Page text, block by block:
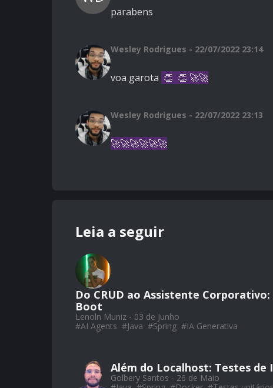
parabens
Wesley Rodrigues - 22/07/2022 23:14
voa garota 👏 👏 🚀🚀
Wesley Rodrigues - 22/07/2022 23:13
🚀🚀🚀🚀🚀🚀
Leia a seguir
Do CRUD ao Assistente
Boot
Lenoln Muniz - 03 de Junho
#AI Agents #Java #Spring #IA Generativa
Além do Localhost: Testes de
Golbery Santos - 26 de Maio